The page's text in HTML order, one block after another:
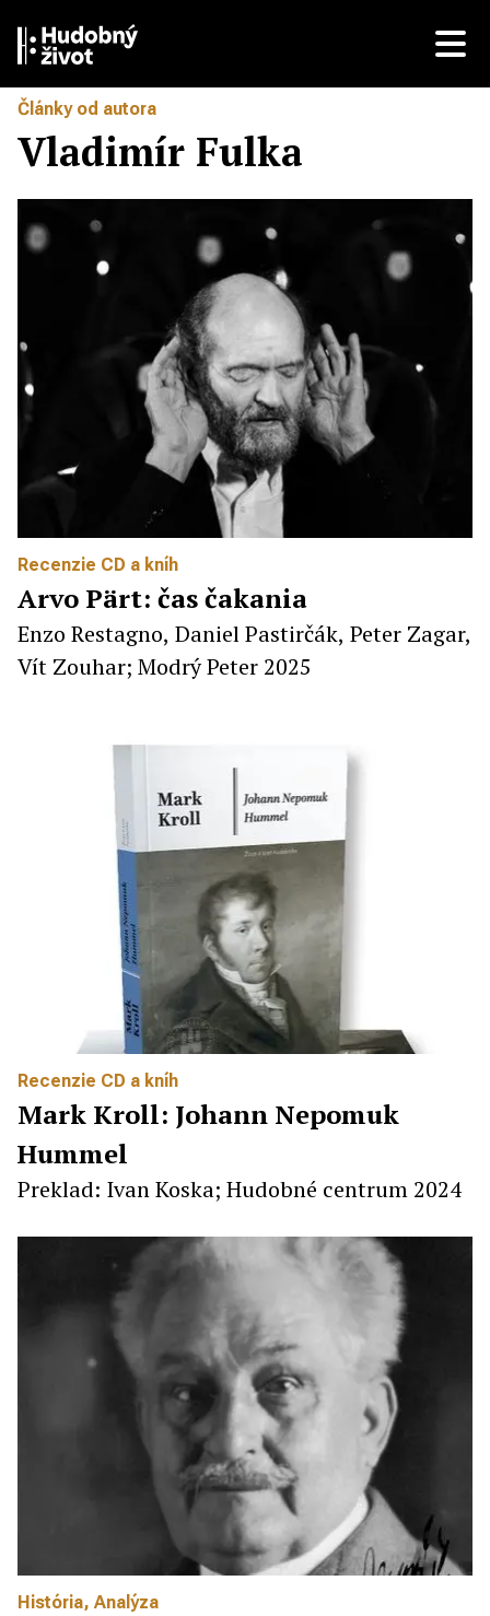
Články od autora
Vladimír Fulka
Recenzie CD a kníh
Arvo Pärt: čas čakania
Enzo Restagno, Daniel Pastirčák, Peter Zagar,
Vít Zouhar; Modrý Peter 2025
Recenzie CD a kníh
Mark Kroll: Johann Nepomuk
Hummel
Preklad: Ivan Koska; Hudobné centrum 2024
História, Analýza